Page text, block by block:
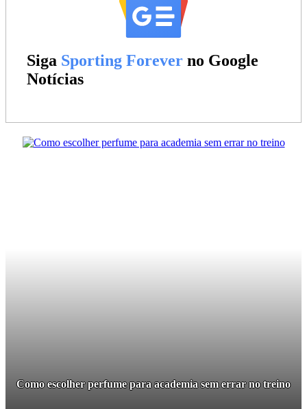
Siga Sporting Forever no Google
Notícias
Como escolher perfume para academia sem errar no treino